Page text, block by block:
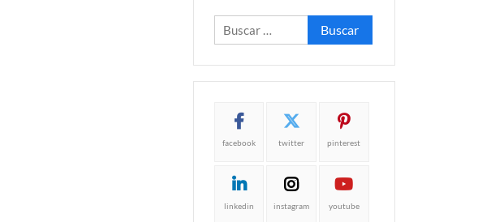
Buscar:
facebook twitter pinterest
linkedin instagram youtube